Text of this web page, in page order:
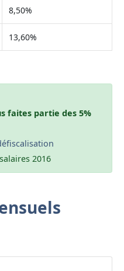
8,50%
13,60%
faites partie des 5%
2016